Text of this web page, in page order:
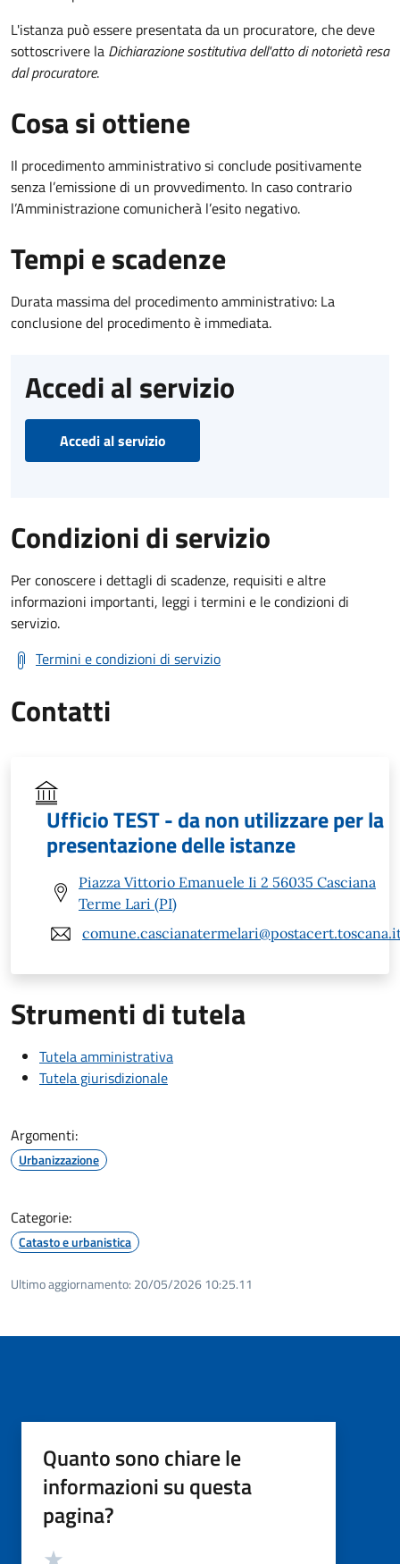
L'istanza può essere presentata da un procuratore, che deve
sottoscrivere la Dichiarazione sostitutiva dell'atto di notorietà resa
dal procuratore.
Cosa si ottiene
Il procedimento amministrativo si conclude positivamente
senza l’emissione di un provvedimento. In caso contrario
l’Amministrazione comunicherà l’esito negativo.
Tempi e scadenze
Durata massima del procedimento amministrativo: La
conclusione del procedimento è immediata.
Accedi al servizio
Accedi al servizio
Condizioni di servizio
Per conoscere i dettagli di scadenze, requisiti e altre
informazioni importanti, leggi i termini e le condizioni di
servizio.
Termini e condizioni di servizio
Contatti
Ufficio TEST - da non utilizzare per la
presentazione delle istanze
Piazza Vittorio Emanuele Ii 2 56035 Casciana
Terme Lari (PI)
Strumenti di tutela
Tutela amministrativa
Tutela giurisdizionale
Argomenti:
Urbanizzazione
Categorie:
Catasto e urbanistica
Ultimo aggiornamento: 20/05/2026 10:25.11
Quanto sono chiare le
informazioni su questa
pagina?
Valutazione